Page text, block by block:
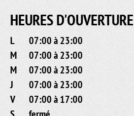
HEURES D'OUVERTURE
L
07:00 à 23:00
M
07:00 à 23:00
M
07:00 à 23:00
J
07:00 à 23:00
V
07:00 à 17:00